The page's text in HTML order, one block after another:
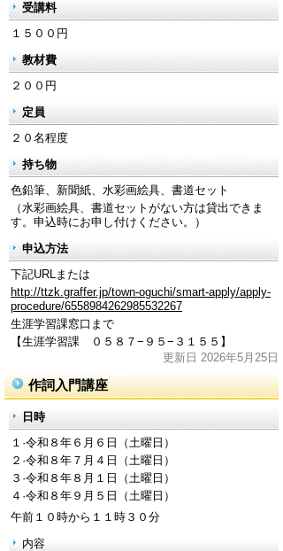
受講料
１５００円
教材費
２００円
定員
２０名程度
持ち物
色鉛筆、新聞紙、水彩画絵具、書道セット
（水彩画絵具、書道セットがない方は貸出できま
す。申込時にお申し付けください。）
申込方法
下記URLまたは
http://ttzk.graffer.jp/town-oguchi/smart-apply/apply-
procedure/6558984262985532267
生涯学習課窓口まで
【生涯学習課 ０５８７−９５−３１５５】
更新日 2026年5月25日
作詞入門講座
日時
１·令和８年６月６日（土曜日）
２·令和８年７月４日（土曜日）
３·令和８年８月１日（土曜日）
４·令和８年９月５日（土曜日）
午前１０時から１１時３０分
内容